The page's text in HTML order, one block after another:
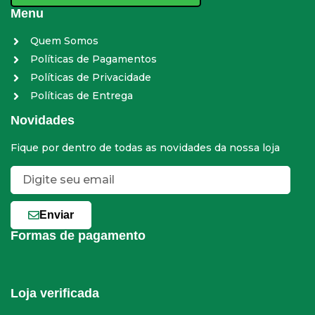
Menu
Quem Somos
Políticas de Pagamentos
Políticas de Privacidade
Políticas de Entrega
Novidades
Fique por dentro de todas as novidades da nossa loja
Enviar
Formas de pagamento
Loja verificada